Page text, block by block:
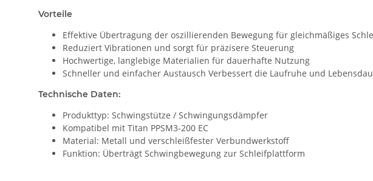
Vorteile
Effektive Übertragung der oszillierenden Bewegung für gleichmäßiges
Reduziert Vibrationen und sorgt für präzisere Steuerung
Hochwertige, langlebige Materialien für dauerhafte Nutzung
Schneller und einfacher Austausch Verbessert die Laufruhe und
Technische Daten:
Produkttyp: Schwingstütze / Schwingungsdämpfer
Kompatibel mit Titan PPSM3-200 EC
Material: Metall und verschleißfester Verbundwerkstoff
Funktion: Überträgt Schwingbewegung zur Schleifplattform